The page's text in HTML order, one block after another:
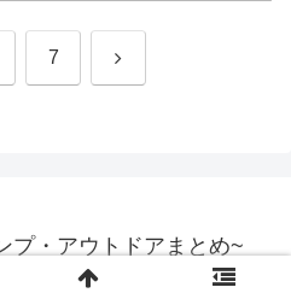
7 次
プ・アウトドアまとめ~
ンプ・アウトドアまとめ~.